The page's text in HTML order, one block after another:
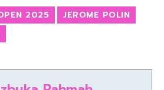
2025
JEROME POLIN